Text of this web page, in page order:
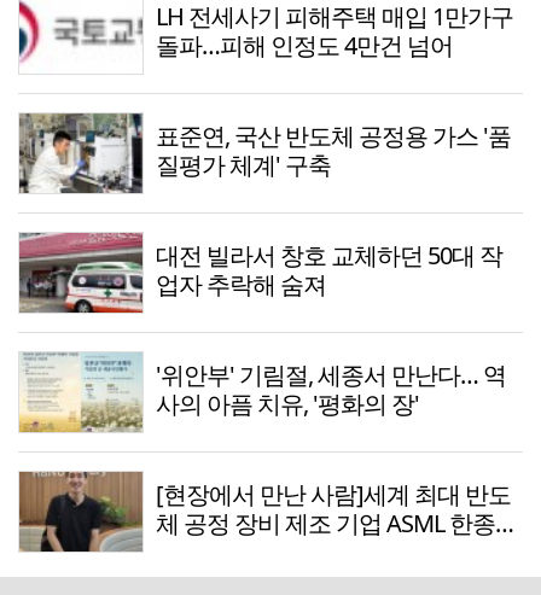
LH 전세사기 피해주택 매입 1만가구
돌파…피해 인정도 4만건 넘어
표준연, 국산 반도체 공정용 가스 '품
질평가 체계' 구축
대전 빌라서 창호 교체하던 50대 작
업자 추락해 숨져
'위안부' 기림절, 세종서 만난다… 역
사의 아픔 치유, '평화의 장'
[현장에서 만난 사람]세계 최대 반도
체 공정 장비 제조 기업 ASML 한종호